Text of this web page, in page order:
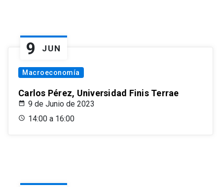
9 JUN
Macroeconomía
Carlos Pérez, Universidad Finis Terrae
9 de Junio de 2023
14:00 a 16:00